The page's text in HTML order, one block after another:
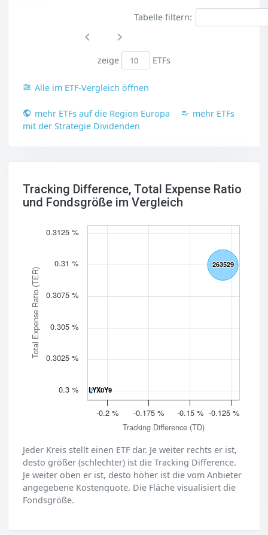
Tabelle filtern:
zeige ETFs
Alle im ETF-Vergleich öffnen
mehr ETFs auf die Region Europa
mehr ETFs
mit der Strategie Dividenden
Tracking Difference, Total Expense Ratio
und Fondsgröße im Vergleich
Tracking Difference (TD)
Total Expense Ratio (TER)
263529
263529
LYX0Y9
LYX0Y9
-0.2 % -0.175 % -0.15 % -0.125 %
0.3 %
0.3025 %
0.305 %
0.3075 %
0.31 %
0.3125 %
Jeder Kreis stellt einen ETF dar. Je weiter rechts er ist,
desto größer (schlechter) ist die Tracking Difference.
Je weiter oben er ist, desto höher ist die vom Anbieter
angegebene Kostenquote. Die Fläche visualisiert die
Fondsgröße.